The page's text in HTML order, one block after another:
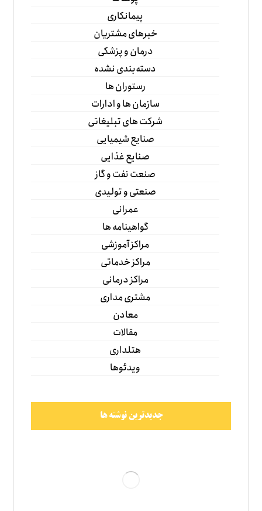
پیمانکاری
خبرهای مشتریان
درمان و پزشکی
دسته‌بندی نشده
رستوران ها
سازمان ها و ادارات
شرکت های تبلیغاتی
صنایع شیمیایی
صنایع غذایی
صنعت نفت و گاز
صنعتی و تولیدی
عمرانی
گواهینامه ها
مراکز آموزشی
مراکز خدماتی
مراکز درمانی
مشتری مداری
معادن
مقالات
هتلداری
ویدئوها
جدیدترین نوشته ها